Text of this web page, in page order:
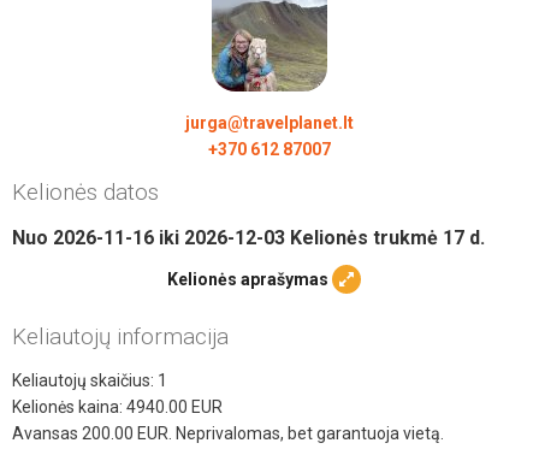
jurga@travelplanet.lt
+370 612 87007
Kelionės datos
Nuo 2026-11-16 iki 2026-12-03 Kelionės trukmė 17 d.
Kelionės aprašymas
Keliautojų informacija
Keliautojų skaičius: 1
Kelionės kaina: 4940.00 EUR
Avansas 200.00 EUR. Neprivalomas, bet garantuoja vietą.